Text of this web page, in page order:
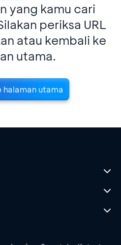
yang kamu cari
periksa URL
atau kembali ke
utama.
halaman utama